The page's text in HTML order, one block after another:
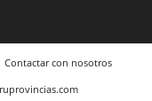
Contactar con nosotros